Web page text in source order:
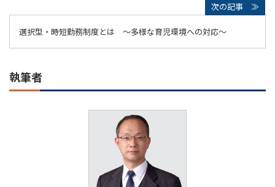
選択型・時短勤務制度とは ～多様な育児環境への対応～
執筆者